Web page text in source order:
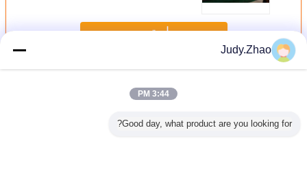
استمر
أكثرهوائي حامل الجرار والترس
Judy.Zhao
3:44 PM
Good day, what product are you looking for?